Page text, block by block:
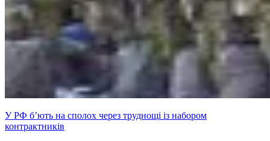
У РФ б’ють на сполох через труднощі із набором
контрактників